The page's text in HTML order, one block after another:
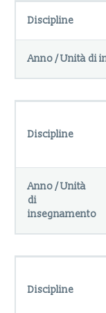
Discipline
Anno / Unità di
Discipline
Anno / Unità
di
insegnamento
Discipline